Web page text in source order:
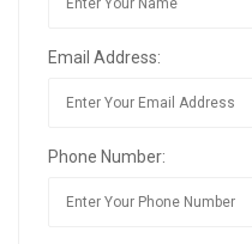
Email Address:
Phone Number: